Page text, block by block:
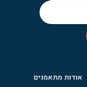
אודות מתאמנים